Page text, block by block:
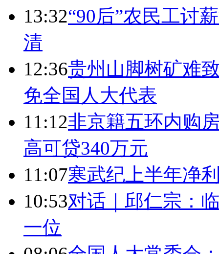
13:32“90后”农民工讨
清
12:36贵州山脚树矿难
免全国人大代表
11:12非京籍五环内购
高可贷340万元
11:07寒武纪上半年净
10:53对话｜邱仁宗：
一位